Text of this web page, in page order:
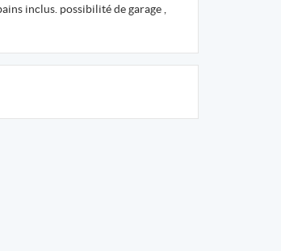
inclus. possibilité de garage ,